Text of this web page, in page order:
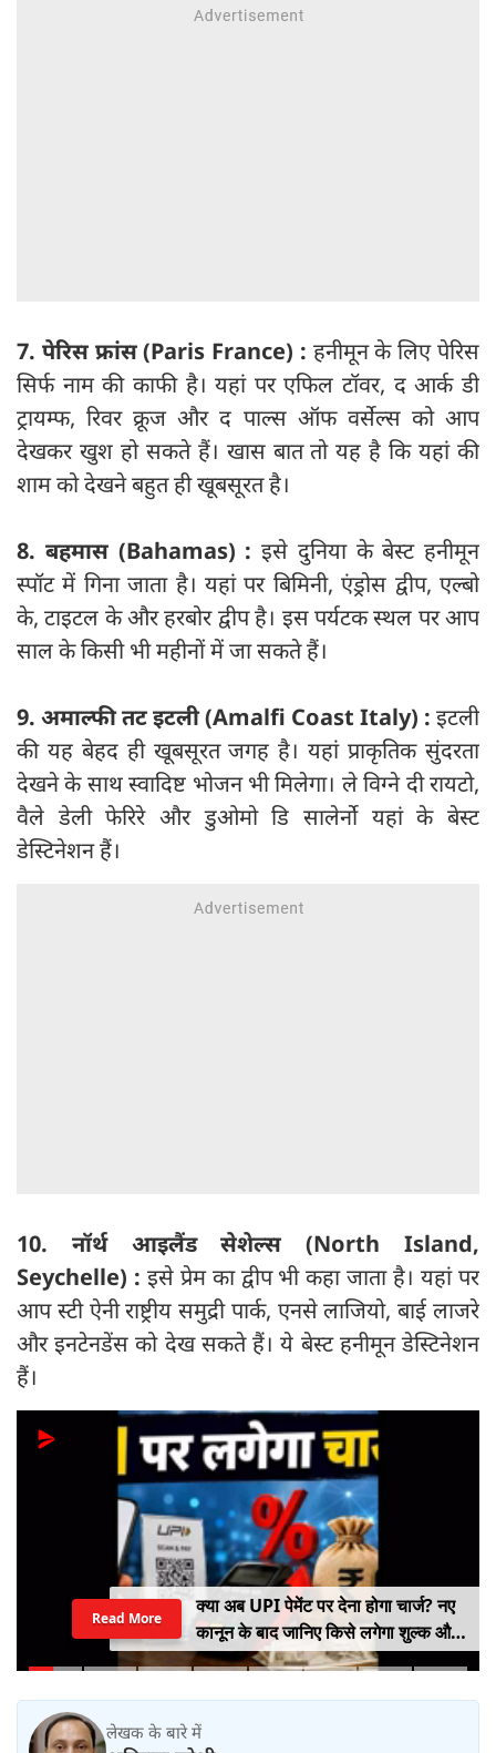
7. पेरिस फ्रांस (Paris France) : हनीमून के लिए पेरिस
सिर्फ नाम की काफी है। यहां पर एफिल टॉवर, द आर्क डी
ट्रायम्फ, रिवर क्रूज और द पाल्स ऑफ वर्सेल्स को आप
देखकर खुश हो सकते हैं। खास बात तो यह है कि यहां की
शाम को देखने बहुत ही खूबसूरत है।
8. बहमास (Bahamas) : इसे दुनिया के बेस्ट हनीमून
स्पॉट में गिना जाता है। यहां पर बिमिनी, एंड्रोस द्वीप, एल्बो
के, टाइटल के और हरबोर द्वीप है। इस पर्यटक स्थल पर आप
साल के किसी भी महीनों में जा सकते हैं।
9. अमाल्फी तट इटली (Amalfi Coast Italy) : इटली
की यह बेहद ही खूबसूरत जगह है। यहां प्राकृतिक सुंदरता
देखने के साथ स्वादिष्ट भोजन भी मिलेगा। ले विग्ने दी रायटो,
वैले डेली फेरिरे और डुओमो डि सालेर्नो यहां के बेस्ट
डेस्टिनेशन हैं।
10. नॉर्थ आइलैंड सेशेल्स (North Island,
Seychelle) : इसे प्रेम का द्वीप भी कहा जाता है। यहां पर
आप स्टी ऐनी राष्ट्रीय समुद्री पार्क, एनसे लाजियो, बाई लाजरे
और इनटेनडेंस को देख सकते हैं। ये बेस्ट हनीमून डेस्टिनेशन
हैं।
क्या अब UPI पेमेंट पर देना होगा चार्ज? नए
कानून के बाद जानिए किसे लगेगा शुल्क और
किसे नहीं
Read More
लेखक के बारे में